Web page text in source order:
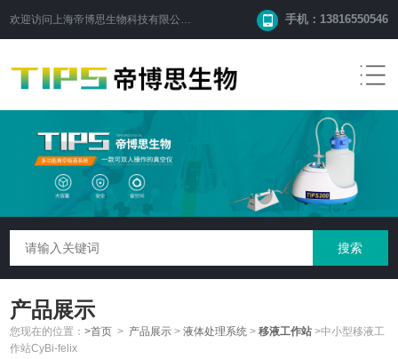
欢迎访问 上海帝博思生物科技有限公司 手机：13816550546
产品展示
您现在的位置：>首页 > 产品展示 >液体处理系统 >移液工作站 >中小型移液工
作站CyBi-felix